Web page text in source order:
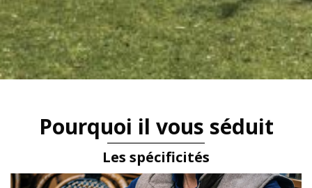
Pourquoi il vous séduit
Les spécificités